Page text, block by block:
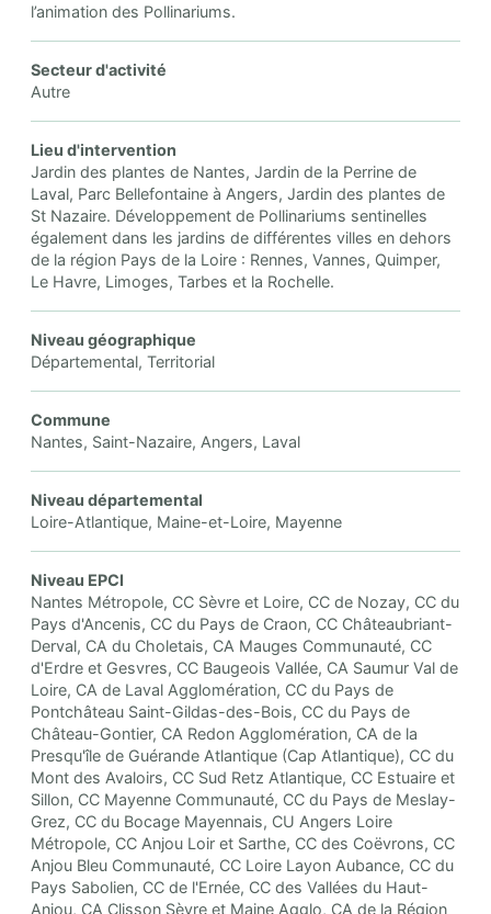
l’animation des Pollinariums.
Secteur d'activité
Autre
Lieu d'intervention
Jardin des plantes de Nantes, Jardin de la Perrine de
Laval, Parc Bellefontaine à Angers, Jardin des plantes de
St Nazaire. Développement de Pollinariums sentinelles
également dans les jardins de différentes villes en dehors
de la région Pays de la Loire : Rennes, Vannes, Quimper,
Le Havre, Limoges, Tarbes et la Rochelle.
Niveau géographique
Départemental, Territorial
Commune
Nantes, Saint-Nazaire, Angers, Laval
Niveau départemental
Loire-Atlantique, Maine-et-Loire, Mayenne
Niveau EPCI
Nantes Métropole, CC Sèvre et Loire, CC de Nozay, CC du
Pays d'Ancenis, CC du Pays de Craon, CC Châteaubriant-
Derval, CA du Choletais, CA Mauges Communauté, CC
d'Erdre et Gesvres, CC Baugeois Vallée, CA Saumur Val de
Loire, CA de Laval Agglomération, CC du Pays de
Pontchâteau Saint-Gildas-des-Bois, CC du Pays de
Château-Gontier, CA Redon Agglomération, CA de la
Presqu'île de Guérande Atlantique (Cap Atlantique), CC du
Mont des Avaloirs, CC Sud Retz Atlantique, CC Estuaire et
Sillon, CC Mayenne Communauté, CC du Pays de Meslay-
Grez, CC du Bocage Mayennais, CU Angers Loire
Métropole, CC Anjou Loir et Sarthe, CC des Coëvrons, CC
Anjou Bleu Communauté, CC Loire Layon Aubance, CC du
Pays Sabolien, CC de l'Ernée, CC des Vallées du Haut-
Anjou, CA Clisson Sèvre et Maine Agglo, CA de la Région